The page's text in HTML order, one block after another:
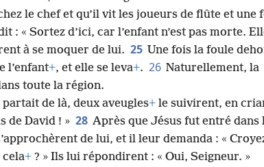
le chef et qu’il vit les joueurs de flûte et une
: « Sortez d’ici, car l’enfant n’est pas morte.
à se moquer de lui. 25 Une fois la foule
l’enfant+, et elle se leva+. 26 Naturellement, la
toute la région.
de là, deux aveugles+ le suivirent, en
de David ! » 28 Après que Jésus fut entré dans
de lui, et il leur demanda : «
cela+ ? » Ils lui répondirent : « Oui, Seigneur. »